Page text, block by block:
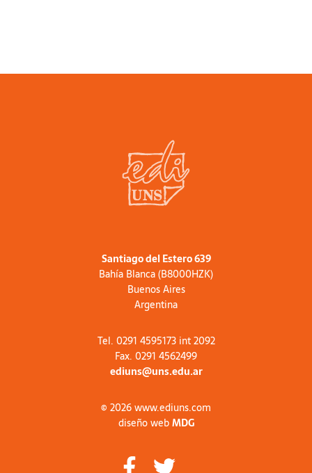
Santiago del Estero 639
Bahía Blanca (B8000HZK)
Buenos Aires
Argentina
Tel. 0291 4595173 int 2092
Fax. 0291 4562499
ediuns@uns.edu.ar
© 2026 www.ediuns.com
diseño webMDG